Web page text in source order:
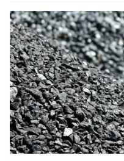
moment zakupu. Oto
praktyczne wskazówki